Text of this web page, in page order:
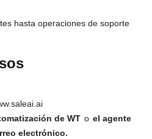
hasta operaciones de soporte
de WT o el agente
electrónico.